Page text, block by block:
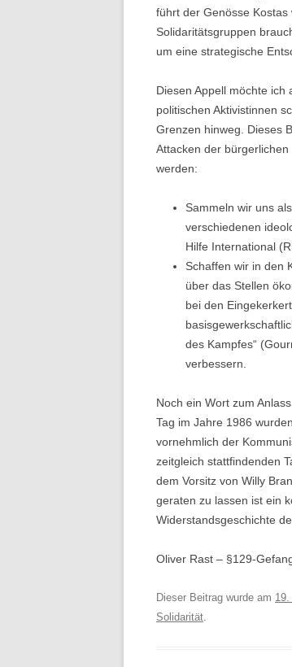
führt der Genösse
Solidaritätsgruppen
um eine strategische
Diesen Appell möchte
politischen Aktivistinnen
Grenzen hinweg. Dieses
Attacken der
werden:
Sammeln wir uns
verschiedenen
Hilfe International
Schaffen wir in den
über das Stellen
bei den
des Kampfes“
verbessern.
Noch ein Wort zum
Tag im Jahre 1986
vornehmlich der
zeitgleich stattfindenden
dem Vorsitz von Willy
geraten zu lassen ist ein
Widerstandsgeschichte
Oliver Rast – §129-
Dieser Beitrag wurde am
Solidarität.